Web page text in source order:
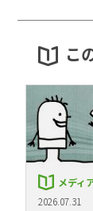
こ
メディ
2026.07.31